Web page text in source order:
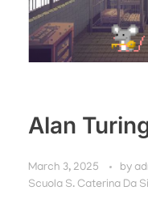
Alan
March 3, 2025 by
Scuola S. Caterina Da